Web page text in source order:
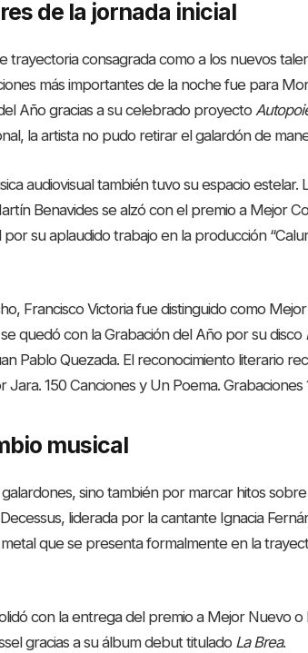
de la jornada inicial
trayectoria consagrada como a los nuevos
más importantes de la noche fue para
Año gracias a su celebrado proyecto
la artista no pudo retirar el galardón de
audiovisual también tuvo su espacio estelar.
Benavides se alzó con el premio a Mejor
su aplaudido trabajo en la producción
Francisco Victoria fue distinguido como
quedó con la Grabación del Año por su disco
Pablo Quezada. El reconocimiento literario
150 Canciones y Un Poema. Grabaciones
musical
sino también por marcar hitos
liderada por la cantante Ignacia
que se presenta formalmente en la
con la entrega del premio a Mejor Nuevo
gracias a su álbum debut titulado La Brea.